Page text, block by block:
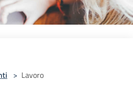
> Lavoro